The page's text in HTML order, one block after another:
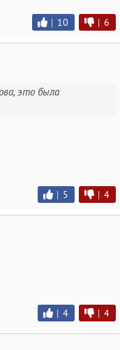
| 10 | 6
это была
| 5 | 4
| 4 | 4